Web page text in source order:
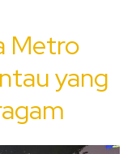
Metro
yang